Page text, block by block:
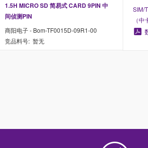
1.5H MICRO SD 简易式 CARD 9PIN 中
间侦测PIN
商阳电子 - Bom-TF0015D-09R1-00
竞品料号: 暂无
SIM/
（中